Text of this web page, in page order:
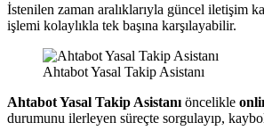
İstenilen zaman aralıklarıyla güncel iletişim
işlemi kolaylıkla tek başına karşılayabilir.
Ahtabot Yasal Takip Asistanı
Ahtabot Yasal Takip Asistanı öncelikle
durumunu ilerleyen süreçte sorgulayıp,